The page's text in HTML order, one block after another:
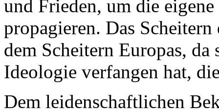
und Frieden, um die
propagieren. Das
dem Scheitern Europas,
Ideologie verfangen hat,
Dem leidenschaftlichen